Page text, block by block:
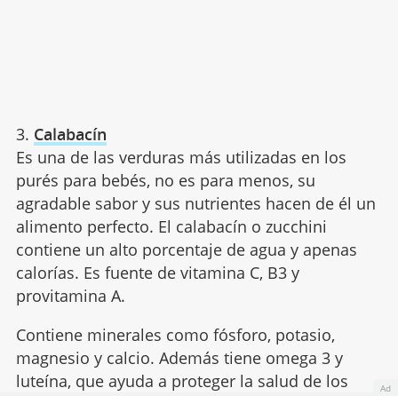
3. Calabacín
Es una de las verduras más utilizadas en los
purés para bebés, no es para menos, su
agradable sabor y sus nutrientes hacen de él un
alimento perfecto. El calabacín o zucchini
contiene un alto porcentaje de agua y apenas
calorías. Es fuente de vitamina C, B3 y
provitamina A.
Contiene minerales como fósforo, potasio,
magnesio y calcio. Además tiene omega 3 y
luteína, que ayuda a proteger la salud de los
Ad